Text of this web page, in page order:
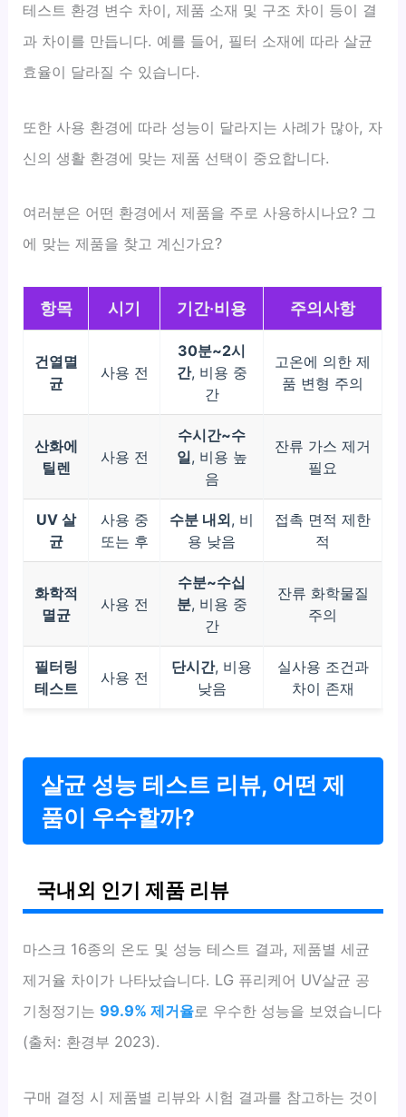
테스트 환경 변수 차이, 제품 소재 및 구조 차이 등이 결
과 차이를 만듭니다. 예를 들어, 필터 소재에 따라 살균
효율이 달라질 수 있습니다.
또한 사용 환경에 따라 성능이 달라지는 사례가 많아, 자
신의 생활 환경에 맞는 제품 선택이 중요합니다.
여러분은 어떤 환경에서 제품을 주로 사용하시나요? 그
에 맞는 제품을 찾고 계신가요?
항목 시기 기간·비용 주의사항
건열멸
균
사용 전
30분~2시
간, 비용 중
간
고온에 의한 제
품 변형 주의
산화에
틸렌
사용 전
수시간~수
일, 비용 높
음
잔류 가스 제거
필요
UV 살
균
사용 중
또는 후
수분 내외, 비
용 낮음
접촉 면적 제한
적
화학적
멸균
사용 전
수분~수십
분, 비용 중
간
잔류 화학물질
주의
필터링
테스트
사용 전
단시간, 비용
낮음
실사용 조건과
차이 존재
살균 성능 테스트 리뷰, 어떤 제
품이 우수할까?
국내외 인기 제품 리뷰
마스크 16종의 온도 및 성능 테스트 결과, 제품별 세균
제거율 차이가 나타났습니다. LG 퓨리케어 UV살균 공
기청정기는 99.9% 제거율로 우수한 성능을 보였습니다
(출처: 환경부 2023).
구매 결정 시 제품별 리뷰와 시험 결과를 참고하는 것이